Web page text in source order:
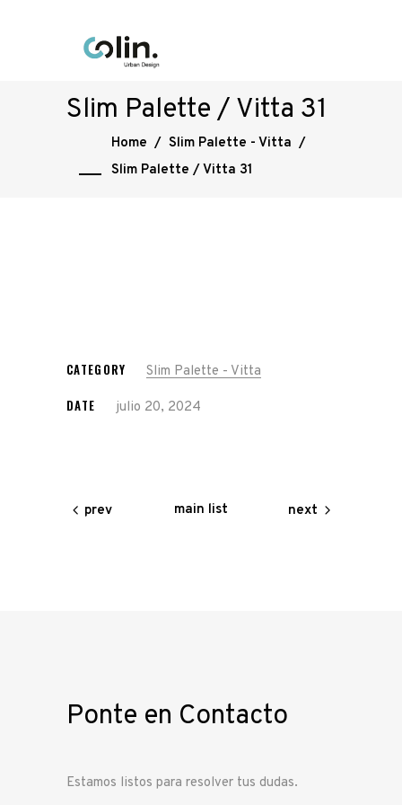
Slim Palette / Vitta 31
Home / Slim Palette - Vitta /
Slim Palette / Vitta 31
CATEGORY Slim Palette - Vitta
DATE julio 20, 2024
prev main list next
Ponte en Contacto
Estamos listos para resolver tus dudas.